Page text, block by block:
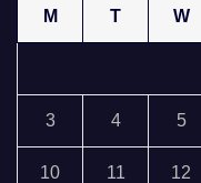
M T W
3 4 5
10 11 12